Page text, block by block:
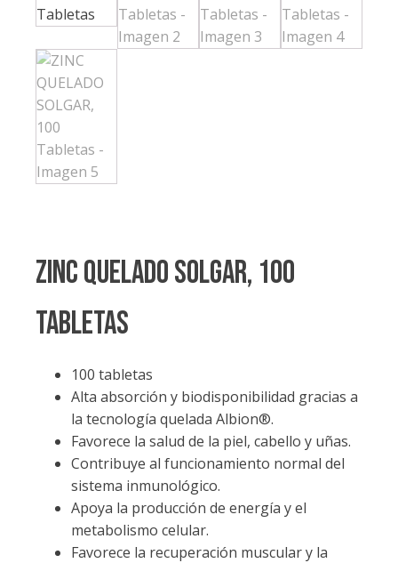
ZINC QUELADO SOLGAR, 100
Tabletas
100 tabletas
Alta absorción y biodisponibilidad gracias a
la tecnología quelada Albion®.
Favorece la salud de la piel, cabello y uñas.
Contribuye al funcionamiento normal del
sistema inmunológico.
Apoya la producción de energía y el
metabolismo celular.
Favorece la recuperación muscular y la